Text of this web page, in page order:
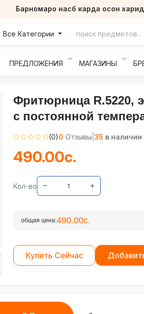
Барномаро насб карда осон
Все Категории
ПРЕДЛОЖЕНИЯ МАГАЗИНЫ
Фритюрница R.5220,
с постоянной
(0)0 Отзывы 35 в наличии
490.00с.
Кол-во
общая цена:490.00с.
Купить Сейчас